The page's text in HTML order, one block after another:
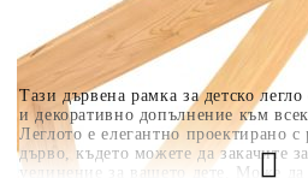
Тази дървена рамка за детско
и декоративно допълнение към
Леглото е елегантно проектирано
дърво, където можете да закачите
уединение за вашето дете. Може да